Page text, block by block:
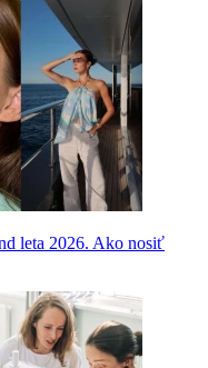
leta 2026. Ako nosiť